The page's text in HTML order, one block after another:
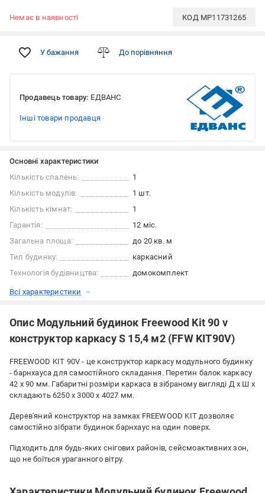
Немає в наявності КОД MP11731265
У бажання До порівняння
Продавець товару: ЕДВАНС
Інші товари продавця
Основні характеристики
Кількість спалень:
1
Кількість модулів:
1 шт.
Кількість кімнат:
1
Гарантія:
12 міс.
Загальна площа:
до 20 кв. м
Тип будинку:
каркасний
Технологія будівництва:
домокомплект
Всі характеристики
Опис Модульний будинок Freewood Kit 90 v
конструктор каркасу S 15,4 м2 (FFW KIT90V)
FREEWOOD KIT 90V - це конструктор каркасу модульного будинку
- барнхауса для самостійного складання. Перетин балок каркасу
42 х 90 мм. Габаритні розміри каркаса в зібраному вигляді Д х Ш х
складають 6250 х 3000 х 4027 мм.
Дерев'яний конструктор на замках FREEWOOD KIT дозволяє
самостійно зібрати будинок барнхаус на один поверх.
Підходить для будь-яких снігових районів, сейсмоактивних зон,
що не боїться ураганного вітру.